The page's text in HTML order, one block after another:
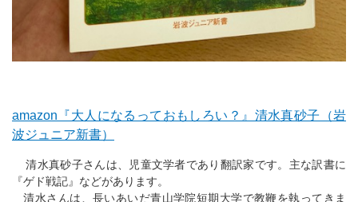
amazon『大人になるっておもしろい？』清水真砂子（岩
波ジュニア新書）
清水真砂子さんは、児童文学者であり翻訳家です。主な訳書に
『ゲド戦記』などがあります。
清水さんは、長いあいだ青山学院短期大学で教鞭を執ってきま